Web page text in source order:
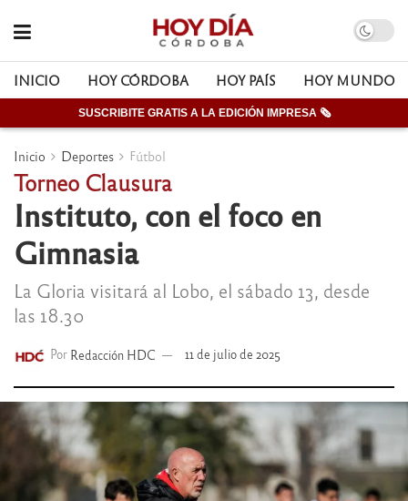
INICIO HOY CÓRDOBA HOY PAÍS HOY MUNDO
SUSCRIBITE GRATIS A LA EDICIÓN IMPRESA 🗞
Inicio Deportes Fútbol
Torneo Clausura
Instituto, con el foco en
Gimnasia
La Gloria visitará al Lobo, el sábado 13, desde
las 18.30
Por Redacción HDC 11 de julio de 2025